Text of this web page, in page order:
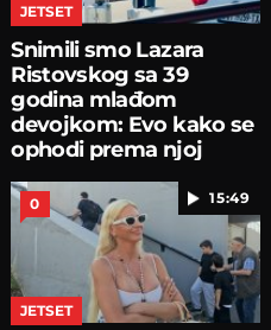
JETSET
Snimili smo Lazara
Ristovskog sa 39
godina mlađom
devojkom: Evo kako se
ophodi prema njoj
15:49
0
JETSET